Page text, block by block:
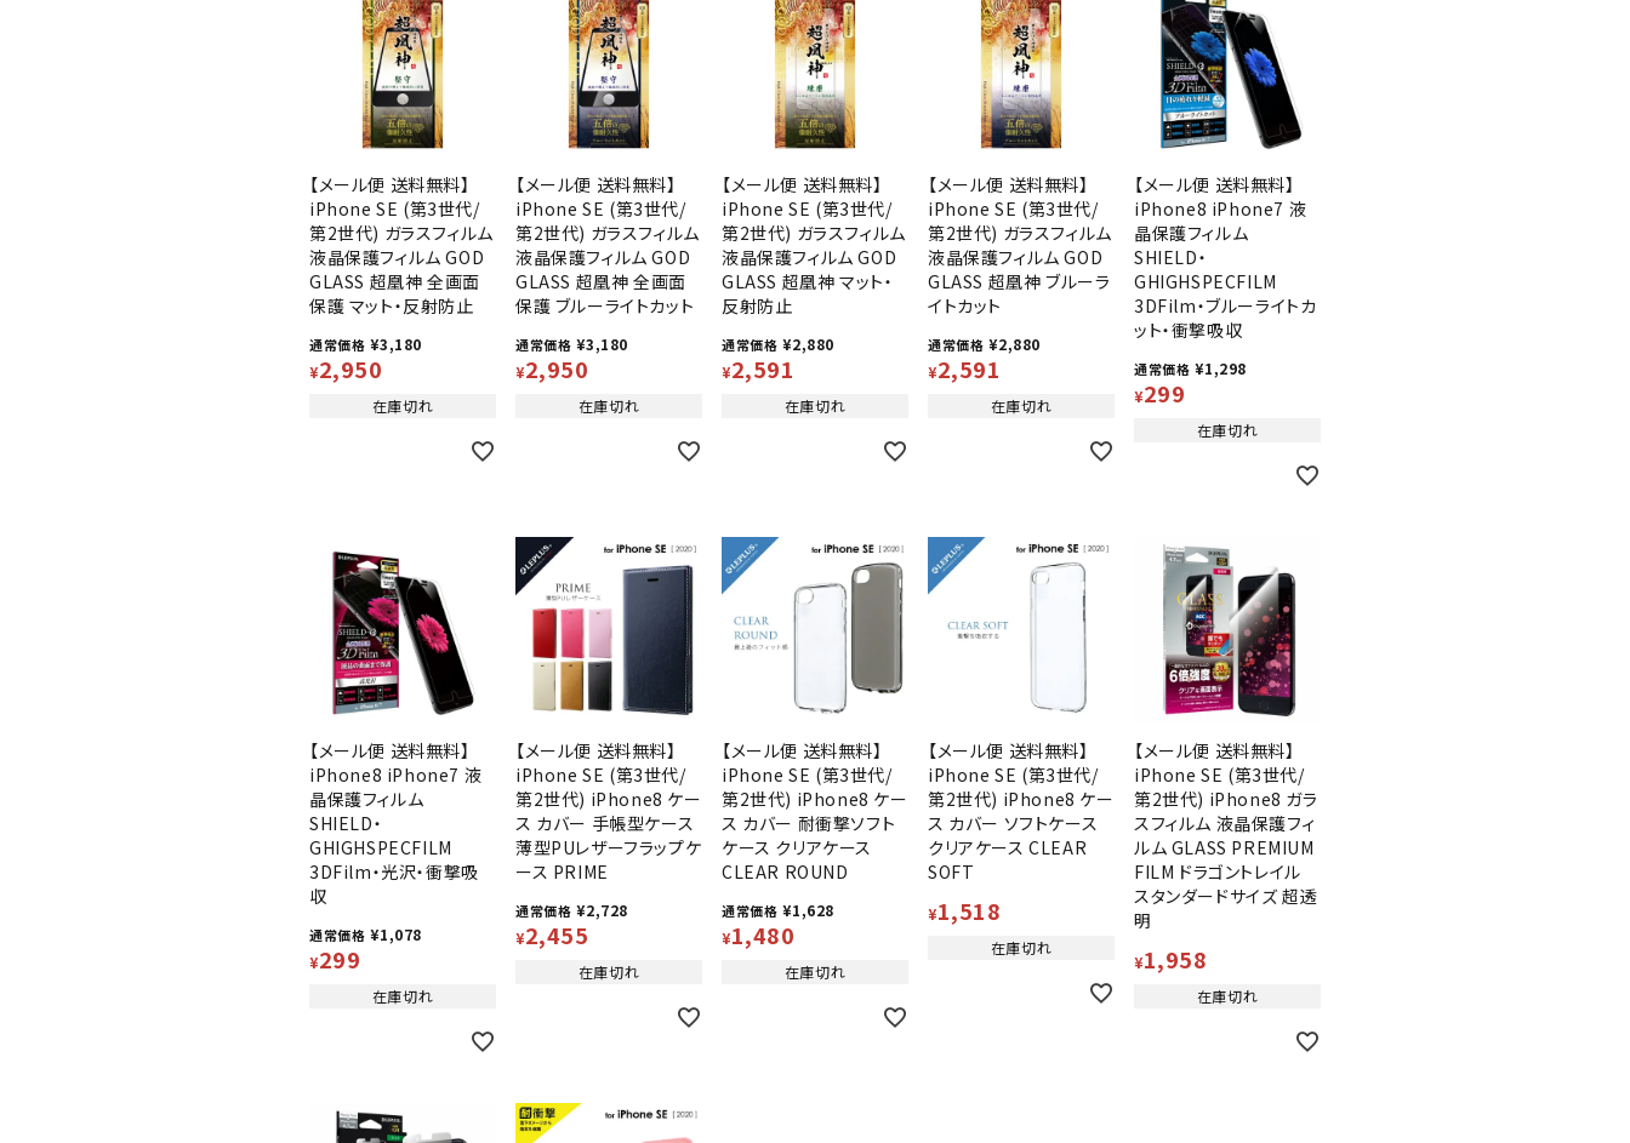
【メール便 送料無料】
iPhone SE (第3世代/
第2世代) ガラスフィルム
液晶保護フィルム GOD
GLASS 超凰神 全画面
保護 マット・反射防止
通常価格 ¥3,180
¥2,950
在庫切れ
【メール便 送料無料】
iPhone SE (第3世代/
第2世代) ガラスフィルム
液晶保護フィルム GOD
GLASS 超凰神 全画面
保護 ブルーライトカット
通常価格 ¥3,180
¥2,950
在庫切れ
【メール便 送料無料】
iPhone SE (第3世代/
第2世代) ガラスフィルム
液晶保護フィルム GOD
GLASS 超凰神 マット・
反射防止
通常価格 ¥2,880
¥2,591
在庫切れ
【メール便 送料無料】
iPhone SE (第3世代/
第2世代) ガラスフィルム
液晶保護フィルム GOD
GLASS 超凰神 ブルーラ
イトカット
通常価格 ¥2,880
¥2,591
在庫切れ
【メール便 送料無料】
iPhone8 iPhone7 液
晶保護フィルム
SHIELD・
GHIGHSPECFILM
3DFilm・ブルーライトカ
ット・衝撃吸収
通常価格 ¥1,298
¥299
在庫切れ
【メール便 送料無料】
iPhone8 iPhone7 液
晶保護フィルム
SHIELD・
GHIGHSPECFILM
3DFilm・光沢・衝撃吸
収
通常価格 ¥1,078
¥299
在庫切れ
【メール便 送料無料】
iPhone SE (第3世代/
第2世代) iPhone8 ケー
ス カバー 手帳型ケース
薄型PUレザーフラップケ
ース PRIME
通常価格 ¥2,728
¥2,455
在庫切れ
【メール便 送料無料】
iPhone SE (第3世代/
第2世代) iPhone8 ケー
ス カバー 耐衝撃ソフト
ケース クリアケース
CLEAR ROUND
通常価格 ¥1,628
¥1,480
在庫切れ
【メール便 送料無料】
iPhone SE (第3世代/
第2世代) iPhone8 ケー
ス カバー ソフトケース
クリアケース CLEAR
SOFT
¥1,518
在庫切れ
【メール便 送料無料】
iPhone SE (第3世代/
第2世代) iPhone8 ガラ
スフィルム 液晶保護フィ
ルム GLASS PREMIUM
FILM ドラゴントレイル
スタンダードサイズ 超透
明
¥1,958
在庫切れ